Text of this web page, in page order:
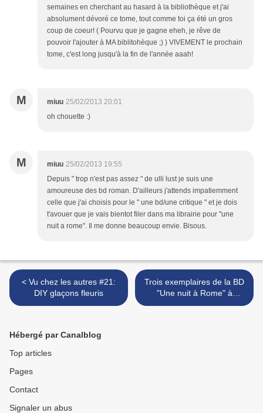
semaines en cherchant au hasard à la bibliothèque et j'ai
absolument dévoré ce tome, tout comme toi ça été un gros
coup de coeur! ( Pourvu que je gagne eheh, je rêve de
pouvoir l'ajouter à MA biblitohèque ;) ) VIVEMENT le prochain
tome, c'est long jusqu'à la fin de l'année aaah!
M miuu 25/02/2013 20:01
oh chouette :)
M miuu 25/02/2013 19:55
Depuis " trop n'est pas assez " de ulli lust je suis une
amoureuse des bd roman. D'ailleurs j'attends impatiemment
celle que j'ai choisis pour le " une bd/une critique " et je dois
t'avouer que je vais bientot filer dans ma librairie pour "une
nuit a rome". Il me donne beaucoup envie. Bisous.
< Vu chez les autres #21:
DIY glaçons fleuris
Trois exemplaires de la BD
"Une nuit à Rome" à
gagner! >
Hébergé par Canalblog
Top articles
Pages
Contact
Signaler un abus